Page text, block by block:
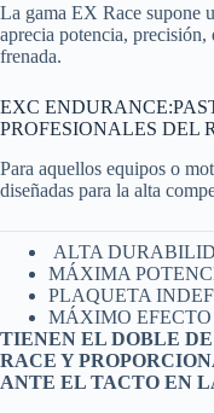
La gama EX Race supone
aprecia potencia,
frenada.
EXC
PROFESIONALES DEL
Para aquellos equipos o
diseñadas para la alta
ALTA
MÁXIMA
PLAQUETA
MÁXIMO
TIENEN EL DOBLE
RACE Y
ANTE EL TACTO EN